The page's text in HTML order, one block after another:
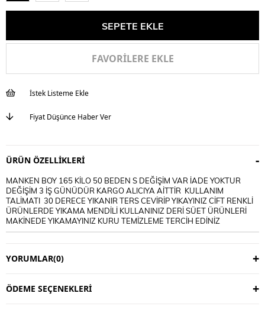
FAVORILERE EKLE
İstek Listeme Ekle
Fiyat Düşünce Haber Ver
ÜRÜN ÖZELLIKLERI
MANKEN BOY 165 KİLO 50 BEDEN S DEĞİŞİM VAR İADE YOKTUR
DEĞİŞİM 3 İŞ GÜNÜDÜR KARGO ALICIYA AİTTİR KULLANIM
TALİMATI 30 DERECE YIKANIR TERS CEVİRİP YIKAYINIZ CİFT RENKLİ
ÜRÜNLERDE YIKAMA MENDİLİ KULLANINIZ DERİ SÜET ÜRÜNLERİ
MAKİNEDE YIKAMAYINIZ KURU TEMİZLEME TERCİH EDİNİZ
YORUMLAR(0)
ÖDEME SEÇENEKLERI